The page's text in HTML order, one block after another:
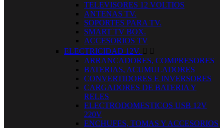
TELEVISORES 12 VOLTIOS
ANTENAS TV.
SOPORTES PARA TV.
SMART TV BOX.
ACCESORIOS TV
ELECTRICIDAD 12V.  
ARRANCADORES, COMPRESORES
BATERIAS, ACUMULADORES
CONVERTIDORES E INVERSORES
CARGADORES DE BATERIA Y
RELES
ELECTRODOMESTICOS USB 12V
220V
ENCHUFES, TOMAS Y ACCESORIOS